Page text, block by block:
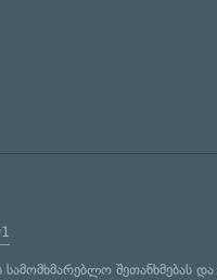
სამომხმარებლო შეთანხმებას და